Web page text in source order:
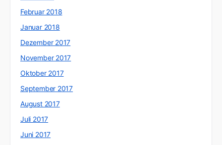
Februar 2018
Januar 2018
Dezember 2017
November 2017
Oktober 2017
September 2017
August 2017
Juli 2017
Juni 2017